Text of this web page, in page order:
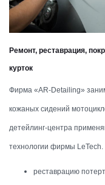
Ремонт, реставрация,
курток
Фирма «AR-Detailing»
кожаных сидений
детейлинг-центра
технологии фирмы
реставрацию